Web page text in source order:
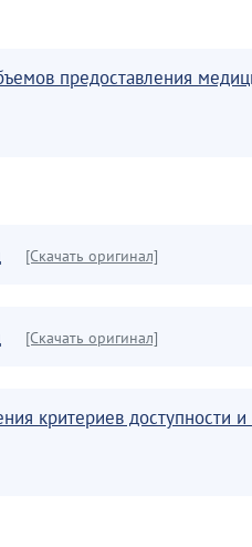
предоставления
[Скачать оригинал]
[Скачать оригинал]
критериев доступности